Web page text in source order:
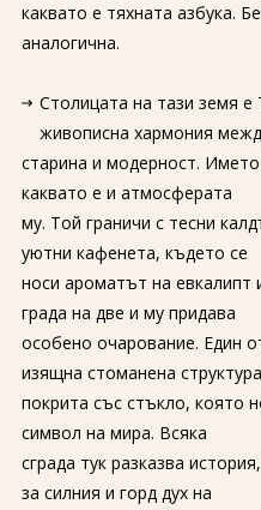
каквато е тяхната азбука.
аналогична.
Столицата на тази земя е
живописна хармония
старина и модерност.
каквато е и атмосферата
му. Той граничи с тесни
уютни кафенета, където се
носи ароматът на евкалипт
града на две и му придава
особено очарование. Един
изящна стоманена структура
покрита със стъкло, която
символ на мира. Всяка
сграда тук разказва
за силния и горд дух на